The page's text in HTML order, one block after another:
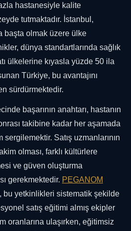
hastanesiyle kalite
tutmaktadır. İstanbul,
başta olmak üzere ülke
dünya standartlarında sağlık
ülkelerine kıyasla yüzde 50 ila
Türkiye, bu avantajını
sürdürmektedir.
başarının anahtarı, hastanın
takibine kadar her aşamada
Satış uzmanlarının
olması, farklı kültürlere
ve güven oluşturma
gerekmektedir. PEGANOM
bu yetkinlikleri sistematik şekilde
satış eğitimi almış ekipler
oranlarına ulaşırken, eğitimsiz